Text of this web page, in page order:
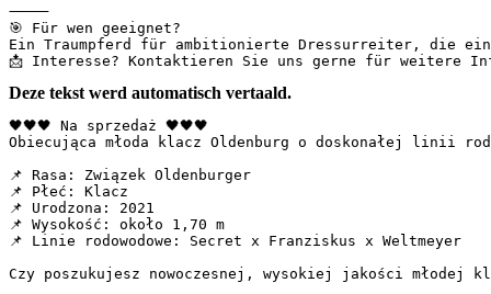
⸻
🎯 Für wen geeignet?
Ein Traumpferd für ambitionierte Dressurreiter, die
📩 Interesse? Kontaktieren Sie uns gerne für weitere
Deze tekst werd automatisch vertaald.
🖤🖤🖤 Na sprzedaż 🖤🖤🖤
Obiecująca młoda klacz Oldenburg o doskonałej linii
📌 Rasa: Związek Oldenburger
📌 Płeć: Klacz
📌 Urodzona: 2021
📌 Wysokość: około 1,70 m
📌 Linie rodowodowe: Secret x Franziskus x Weltmeyer
Czy poszukujesz nowoczesnej, wysokiej jakości młodej